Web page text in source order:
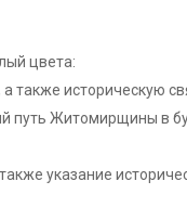
цвета:
также историческую
путь Житомирщины в
указание